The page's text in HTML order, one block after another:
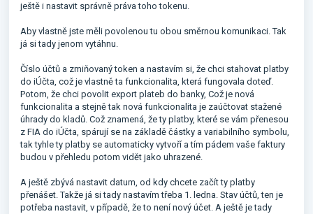
ještě i nastavit správně práva toho tokenu.
Aby vlastně jste měli povolenou tu obou směrnou komunikaci. Tak
já si tady jenom vytáhnu.
Číslo účtů a zmiňovaný token a nastavím si, že chci stahovat platby
do iÚčta, což je vlastně ta funkcionalita, která fungovala doteď.
Potom, že chci povolit export plateb do banky, Což je nová
funkcionalita a stejně tak nová funkcionalita je zaúčtovat stažené
úhrady do kladů. Což znamená, že ty platby, které se vám přenesou
z FIA do iÚčta, spárují se na základě částky a variabilního symbolu,
tak tyhle ty platby se automaticky vytvoří a tím pádem vaše faktury
budou v přehledu potom vidět jako uhrazené.
A ještě zbývá nastavit datum, od kdy chcete začít ty platby
přenášet. Takže já si tady nastavím třeba 1. ledna. Stav účtů, ten je
potřeba nastavit, v případě, že to není nový účet. A ještě je tady